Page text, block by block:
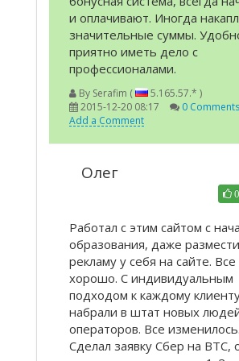
и оплачивают. Иногда
значительные суммы.
приятно иметь дело с
профессионалами.
By Serafim (
5.165.57.* )
2015-12-20 08:17
0 Comments
Add a Comment
Олег
0
Работал с этим сайтом с
образования, даже
рекламу у себя на сайте.
хорошо. С индивидуальным
подходом к каждому
набрали в штат новых
операторов. Все изменилось.
Сделал заявку Сбер на ВТС,